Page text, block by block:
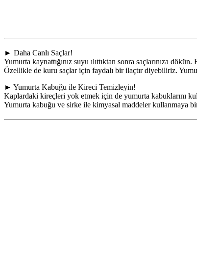
► Daha Canlı Saçlar!
Yumurta kaynattığınız suyu ılıttıktan sonra saçlarınıza
Özellikle de kuru saçlar için faydalı bir ilaçtır diyebiliriz.
► Yumurta Kabuğu ile Kireci Temizleyin!
Kaplardaki kireçleri yok etmek için de yumurta kabuklarını
Yumurta kabuğu ve sirke ile kimyasal maddeler kullanmaya